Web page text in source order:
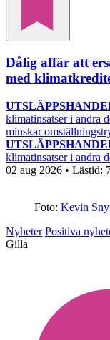
Dålig affär att
med
klimatinsatser i andra
minskar
klimatinsatser i andra
02 aug 2026 • Lästid:
Foto: Kevin
Nyheter Positiva
Gilla